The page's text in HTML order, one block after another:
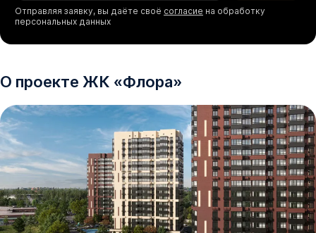
Отправляя заявку, вы даёте своё согласие на обработку
персональных данных
О проекте ЖК «Флора»